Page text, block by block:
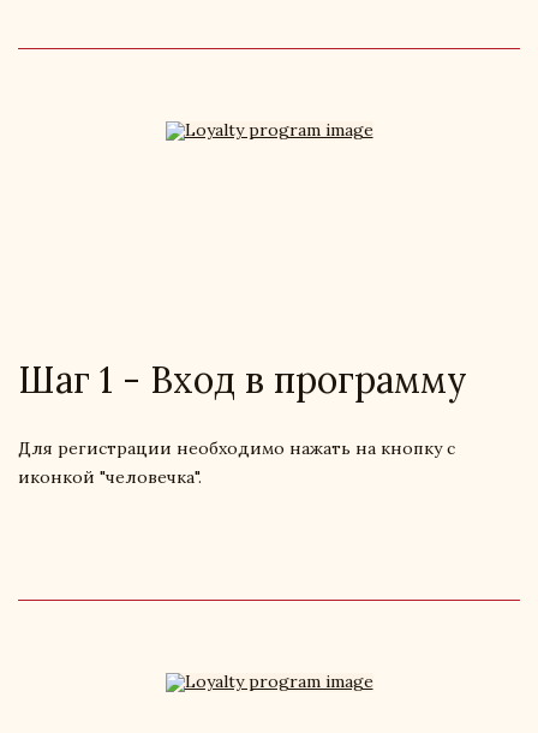
Шаг 1 - Вход в программу
Для регистрации необходимо нажать на кнопку с
иконкой "человечка".